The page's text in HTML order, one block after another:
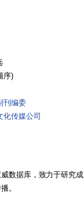
序)
刊编委
化传媒公司
数据库，致力于研究成
。